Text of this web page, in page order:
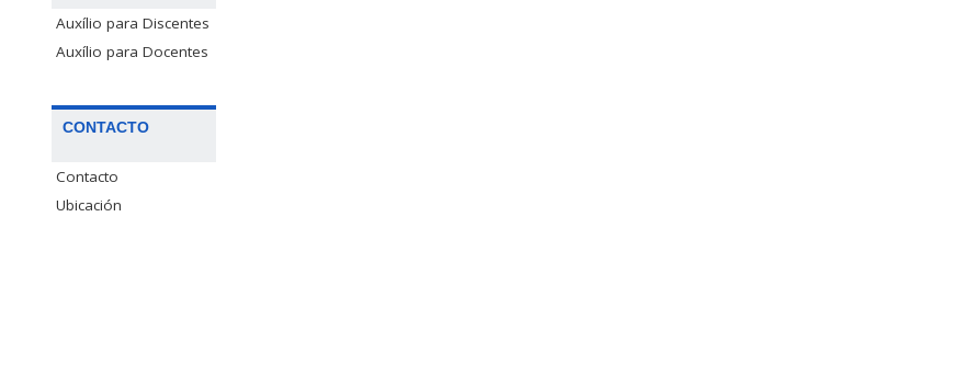
Auxílio para Discentes
Auxílio para Docentes
CONTACTO
Contacto
Ubicación